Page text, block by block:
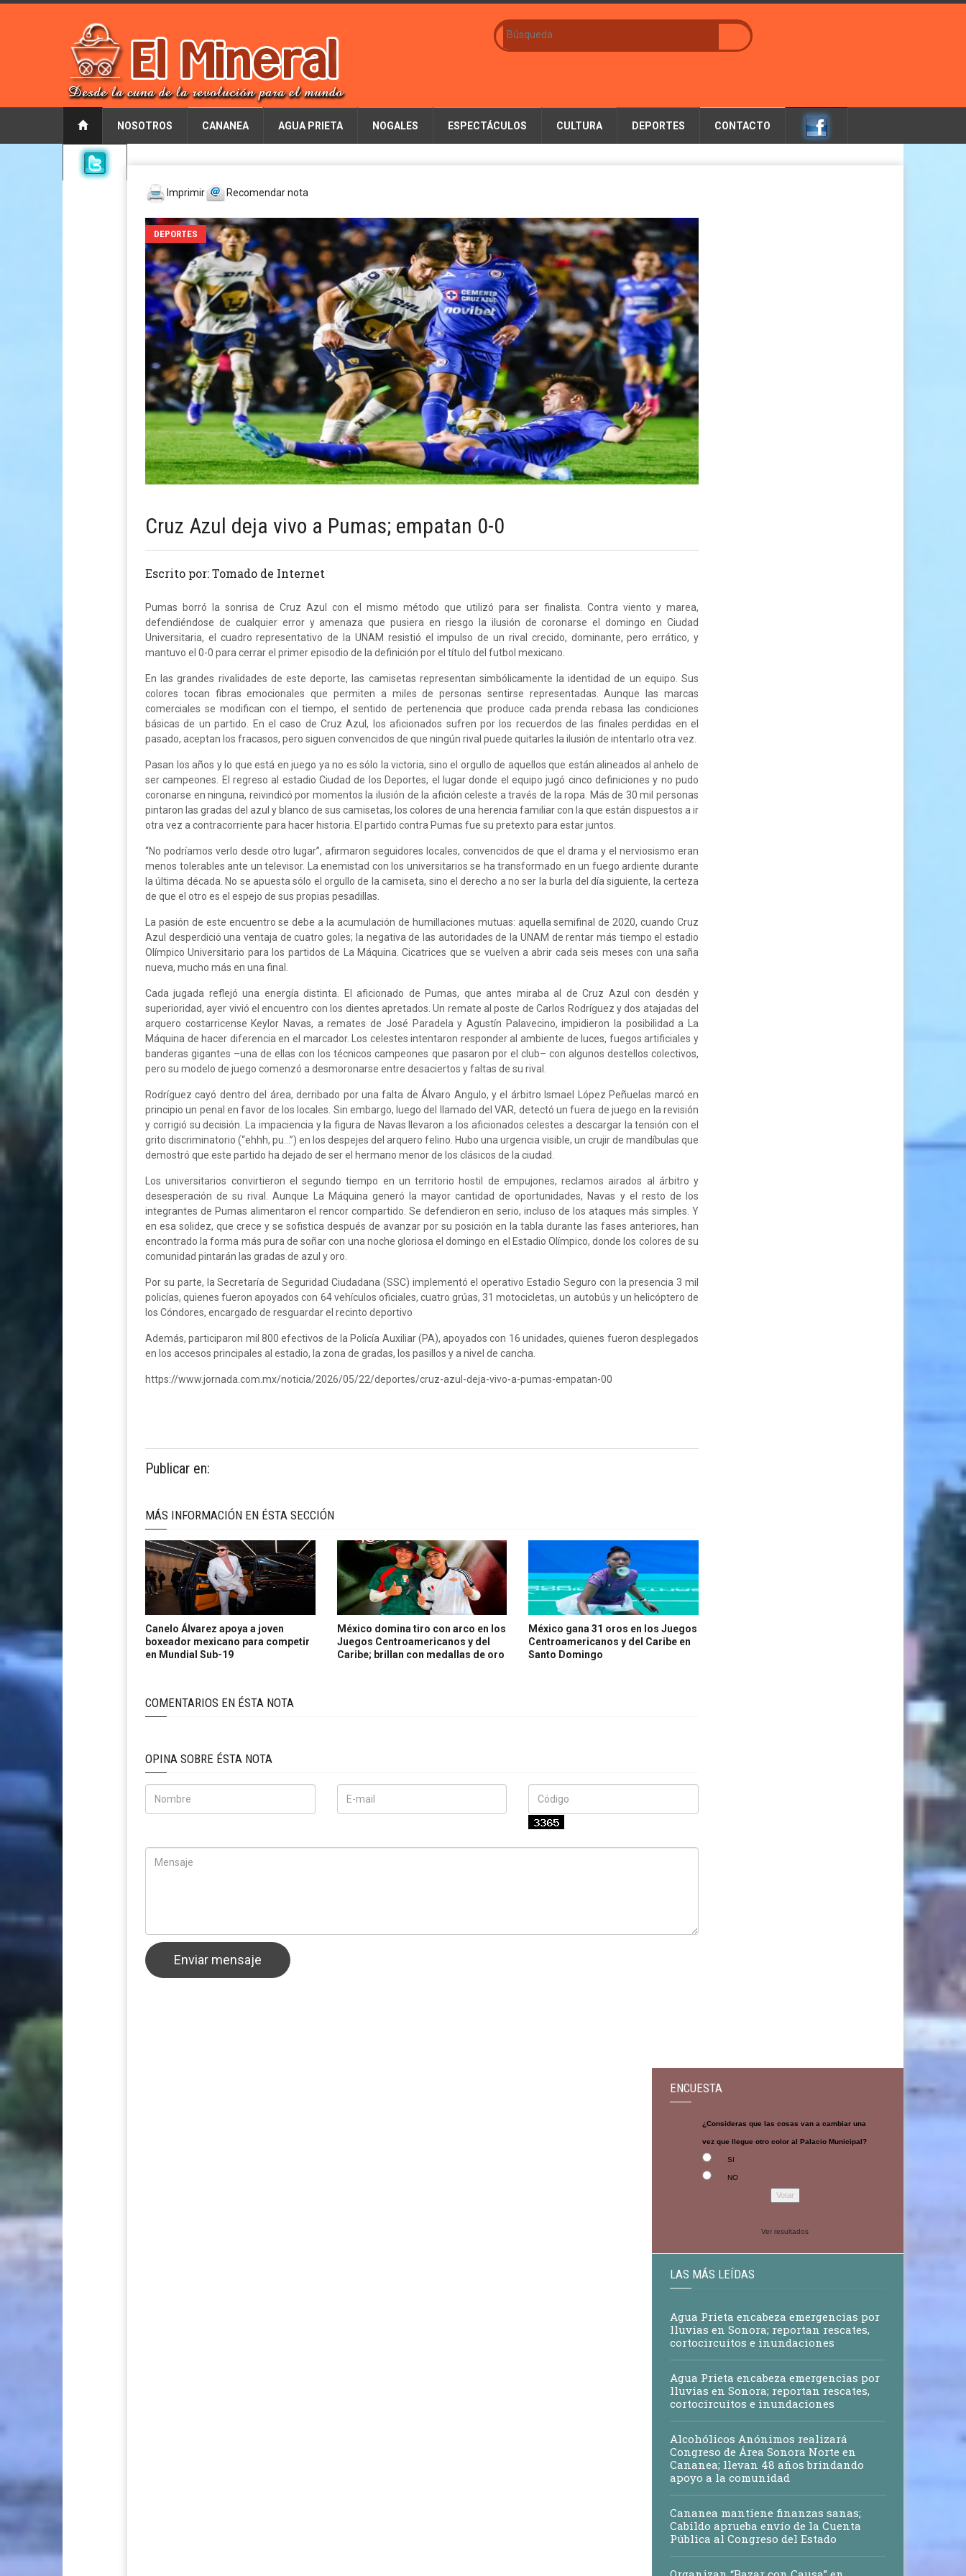
NOSOTROS CANANEA AGUA PRIETA NOGALES ESPECTÁCULOS CULTURA DEPORTES CONTACTO
Imprimir Recomendar nota
DEPORTES
Cruz Azul deja vivo a Pumas; empatan 0-0
Escrito por: Tomado de Internet
Pumas borró la sonrisa de Cruz Azul con el mismo método que utilizó para ser finalista. Contra viento y marea,
defendiéndose de cualquier error y amenaza que pusiera en riesgo la ilusión de coronarse el domingo en Ciudad
Universitaria, el cuadro representativo de la UNAM resistió el impulso de un rival crecido, dominante, pero errático, y
mantuvo el 0-0 para cerrar el primer episodio de la definición por el título del futbol mexicano.
En las grandes rivalidades de este deporte, las camisetas representan simbólicamente la identidad de un equipo. Sus
colores tocan fibras emocionales que permiten a miles de personas sentirse representadas. Aunque las marcas
comerciales se modifican con el tiempo, el sentido de pertenencia que produce cada prenda rebasa las condiciones
básicas de un partido. En el caso de Cruz Azul, los aficionados sufren por los recuerdos de las finales perdidas en el
pasado, aceptan los fracasos, pero siguen convencidos de que ningún rival puede quitarles la ilusión de intentarlo otra vez.
Pasan los años y lo que está en juego ya no es sólo la victoria, sino el orgullo de aquellos que están alineados al anhelo de
ser campeones. El regreso al estadio Ciudad de los Deportes, el lugar donde el equipo jugó cinco definiciones y no pudo
coronarse en ninguna, reivindicó por momentos la ilusión de la afición celeste a través de la ropa. Más de 30 mil personas
pintaron las gradas del azul y blanco de sus camisetas, los colores de una herencia familiar con la que están dispuestos a ir
otra vez a contracorriente para hacer historia. El partido contra Pumas fue su pretexto para estar juntos.
“No podríamos verlo desde otro lugar”, afirmaron seguidores locales, convencidos de que el drama y el nerviosismo eran
menos tolerables ante un televisor. La enemistad con los universitarios se ha transformado en un fuego ardiente durante
la última década. No se apuesta sólo el orgullo de la camiseta, sino el derecho a no ser la burla del día siguiente, la certeza
de que el otro es el espejo de sus propias pesadillas.
La pasión de este encuentro se debe a la acumulación de humillaciones mutuas: aquella semifinal de 2020, cuando Cruz
Azul desperdició una ventaja de cuatro goles; la negativa de las autoridades de la UNAM de rentar más tiempo el estadio
Olímpico Universitario para los partidos de La Máquina. Cicatrices que se vuelven a abrir cada seis meses con una saña
nueva, mucho más en una final.
Cada jugada reflejó una energía distinta. El aficionado de Pumas, que antes miraba al de Cruz Azul con desdén y
superioridad, ayer vivió el encuentro con los dientes apretados. Un remate al poste de Carlos Rodríguez y dos atajadas del
arquero costarricense Keylor Navas, a remates de José Paradela y Agustín Palavecino, impidieron la posibilidad a La
Máquina de hacer diferencia en el marcador. Los celestes intentaron responder al ambiente de luces, fuegos artificiales y
banderas gigantes –una de ellas con los técnicos campeones que pasaron por el club– con algunos destellos colectivos,
pero su modelo de juego comenzó a desmoronarse entre desaciertos y faltas de su rival.
Rodríguez cayó dentro del área, derribado por una falta de Álvaro Angulo, y el árbitro Ismael López Peñuelas marcó en
principio un penal en favor de los locales. Sin embargo, luego del llamado del VAR, detectó un fuera de juego en la revisión
y corrigió su decisión. La impaciencia y la figura de Navas llevaron a los aficionados celestes a descargar la tensión con el
grito discriminatorio (“ehhh, pu...”) en los despejes del arquero felino. Hubo una urgencia visible, un crujir de mandíbulas que
demostró que este partido ha dejado de ser el hermano menor de los clásicos de la ciudad.
Los universitarios convirtieron el segundo tiempo en un territorio hostil de empujones, reclamos airados al árbitro y
desesperación de su rival. Aunque La Máquina generó la mayor cantidad de oportunidades, Navas y el resto de los
integrantes de Pumas alimentaron el rencor compartido. Se defendieron en serio, incluso de los ataques más simples. Y
en esa solidez, que crece y se sofistica después de avanzar por su posición en la tabla durante las fases anteriores, han
encontrado la forma más pura de soñar con una noche gloriosa el domingo en el Estadio Olímpico, donde los colores de su
comunidad pintarán las gradas de azul y oro.
Por su parte, la Secretaría de Seguridad Ciudadana (SSC) implementó el operativo Estadio Seguro con la presencia 3 mil
policías, quienes fueron apoyados con 64 vehículos oficiales, cuatro grúas, 31 motocicletas, un autobús y un helicóptero de
los Cóndores, encargado de resguardar el recinto deportivo
Además, participaron mil 800 efectivos de la Policía Auxiliar (PA), apoyados con 16 unidades, quienes fueron desplegados
en los accesos principales al estadio, la zona de gradas, los pasillos y a nivel de cancha.
https://www.jornada.com.mx/noticia/2026/05/22/deportes/cruz-azul-deja-vivo-a-pumas-empatan-00
Publicar en:
MÁS INFORMACIÓN EN ÉSTA SECCIÓN
Canelo Álvarez apoya a joven
boxeador mexicano para competir
en Mundial Sub-19
México domina tiro con arco en los
Juegos Centroamericanos y del
Caribe; brillan con medallas de oro
México gana 31 oros en los Juegos
Centroamericanos y del Caribe en
Santo Domingo
COMENTARIOS EN ÉSTA NOTA
OPINA SOBRE ÉSTA NOTA
ENCUESTA
¿Consideras que las cosas van a cambiar una
vez que llegue otro color al Palacio Municipal?
SI
NO
Ver resultados
LAS MÁS LEÍDAS
Agua Prieta encabeza emergencias por
lluvias en Sonora; reportan rescates,
cortocircuitos e inundaciones
Agua Prieta encabeza emergencias por
lluvias en Sonora; reportan rescates,
cortocircuitos e inundaciones
Alcohólicos Anónimos realizará
Congreso de Área Sonora Norte en
Cananea; llevan 48 años brindando
apoyo a la comunidad
Cananea mantiene finanzas sanas;
Cabildo aprueba envío de la Cuenta
Pública al Congreso del Estado